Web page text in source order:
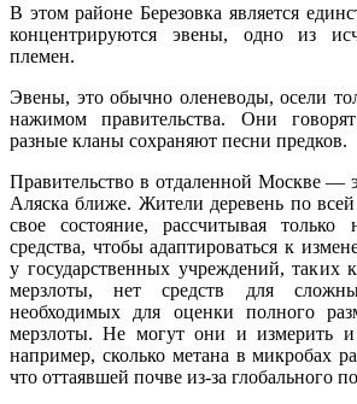
В этом районе Березовка является
концентрируются эвены, одно из
племен.
Эвены, это обычно оленеводы, осели
нажимом правительства. Они
разные кланы сохраняют песни предков.
Правительство в отдаленной Москве —
Аляска ближе. Жители деревень по
свое состояние, рассчитывая
средства, чтобы адаптироваться к
у государственных учреждений, таких
мерзлоты, нет средств для
необходимых для оценки полного
мерзлоты. Не могут они и измерить и
например, сколько метана в микробах
что оттаявшей почве из-за глобального